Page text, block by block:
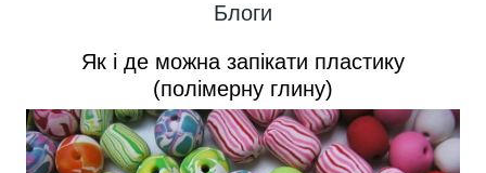
Блоги
Як і де можна запікати пластику
(полімерну глину)